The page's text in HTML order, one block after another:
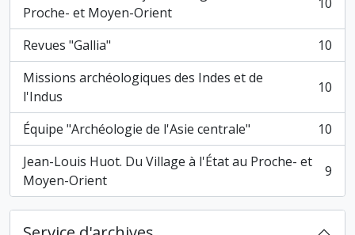
Proche- et Moyen-Orient
, 10 résultats
Revues "Gallia"
, 10 résultats
10
Missions archéologiques des Indes et de
l'Indus
, 10 résultats 10
Équipe "Archéologie de l'Asie centrale"
, 10 résultats
10
Jean-Louis Huot. Du Village à l'État au Proche- et
Moyen-Orient
, 9 résultats 9